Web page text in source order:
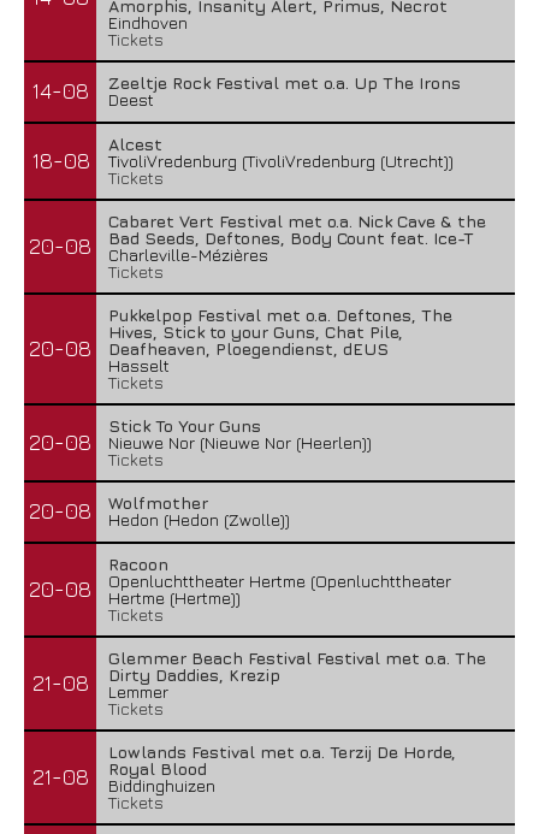
Amorphis, Insanity Alert, Primus, Necrot
Eindhoven
Tickets
14-08
Zeeltje Rock Festival met o.a. Up The Irons
Deest
18-08
Alcest
TivoliVredenburg (TivoliVredenburg (Utrecht))
Tickets
20-08
Cabaret Vert Festival met o.a. Nick Cave & the
Bad Seeds, Deftones, Body Count feat. Ice-T
Charleville-Mézières
Tickets
20-08
Pukkelpop Festival met o.a. Deftones, The
Hives, Stick to your Guns, Chat Pile,
Deafheaven, Ploegendienst, dEUS
Hasselt
Tickets
20-08
Stick To Your Guns
Nieuwe Nor (Nieuwe Nor (Heerlen))
Tickets
20-08
Wolfmother
Hedon (Hedon (Zwolle))
20-08
Racoon
Openluchttheater Hertme (Openluchttheater
Hertme (Hertme))
Tickets
21-08
Glemmer Beach Festival Festival met o.a. The
Dirty Daddies, Krezip
Lemmer
Tickets
21-08
Lowlands Festival met o.a. Terzij De Horde,
Royal Blood
Biddinghuizen
Tickets